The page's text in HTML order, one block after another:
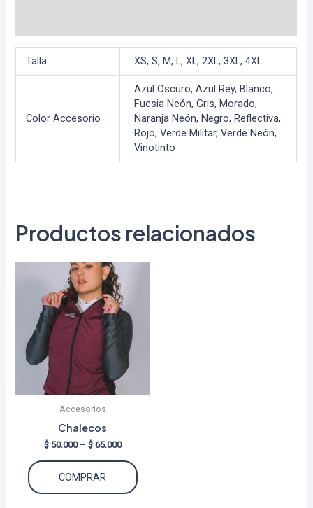
Talla XS, S, M, L, XL, 2XL, 3XL, 4XL
Color Accesorio
Azul Oscuro, Azul Rey, Blanco,
Fucsia Neón, Gris, Morado,
Naranja Neón, Negro, Reflectiva,
Rojo, Verde Militar, Verde Neón,
Vinotinto
Productos relacionados
Accesorios
Chalecos
$50.000 – $65.000Price
$ 50.000
through
$ 65.000
COMPRAR
producto